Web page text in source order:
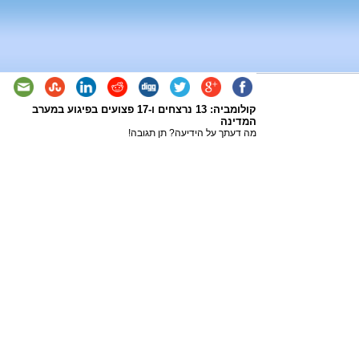
קולומביה: 13 נרצחים ו-17 פצועים בפיגוע במערב
המדינה
מה דעתך על הידיעה? תן תגובה!